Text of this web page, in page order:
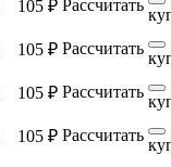
105 ₽ Рассчитать
105 ₽ Рассчитать
105 ₽ Рассчитать
105 ₽ Рассчитать